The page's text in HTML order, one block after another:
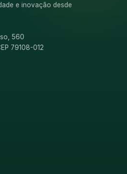
e inovação desde
560
79108-012